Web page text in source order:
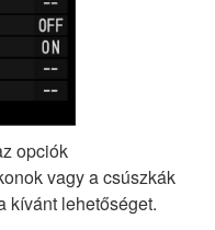
opciók
vagy a csúszkák
kívánt lehetőséget.